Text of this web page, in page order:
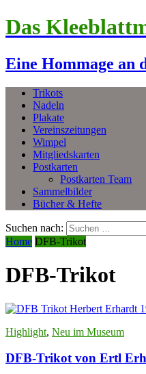
Das
Eine Hommage an
Trikots
Nadeln
Plakate
Vereinszeitungen
Wimpel
Mitgliedskarten
Postkarten
Postkarten Team
Sammelbilder
Bücher & Hefte
Suchen nach:
Home DFB-Trikot
DFB-Trikot
Highlight, Neu im Museum
DFB-Trikot von Ertl